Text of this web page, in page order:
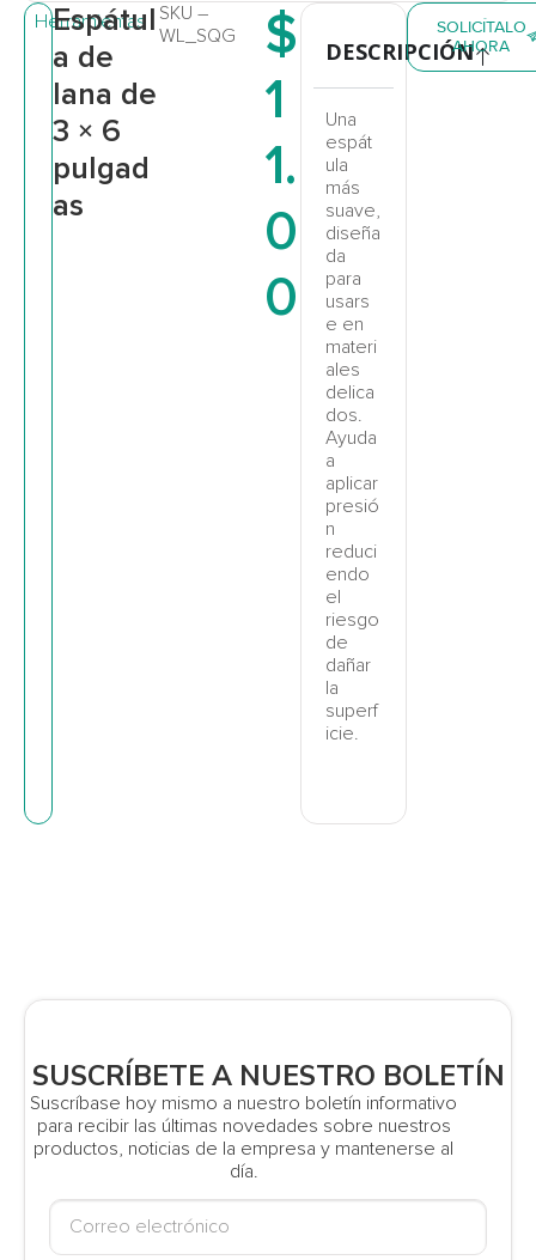
Herramientas
Espátul
a de
lana de
3 × 6
pulgad
as
SKU –
WL_SQG
$
1
1.
0
0
DESCRIPCIÓN
Una
espát
ula
más
suave,
diseña
da
para
usars
e en
materi
ales
delica
dos.
Ayuda
a
aplicar
presió
n
reduci
endo
el
riesgo
de
dañar
la
superf
icie.
SOLICÍTALO
AHORA
SUSCRÍBETE A NUESTRO BOLETÍN
Suscríbase hoy mismo a nuestro boletín informativo
para recibir las últimas novedades sobre nuestros
productos, noticias de la empresa y mantenerse al
día.